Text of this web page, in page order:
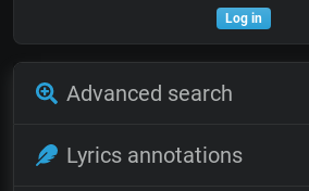
Log in
Advanced search
Lyrics annotations